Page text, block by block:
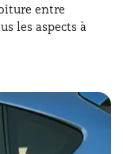
entre
les aspects à